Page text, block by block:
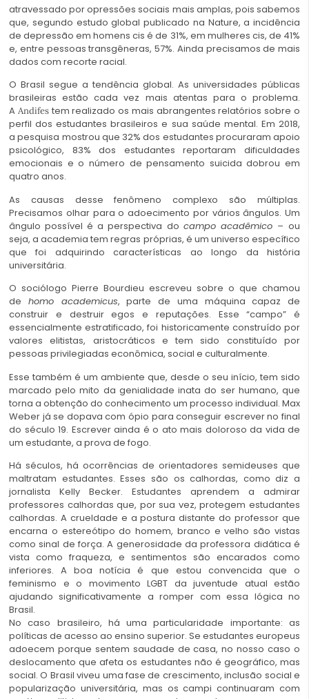
atravessado por opressões sociais mais amplas, pois sabemos
que, segundo estudo global publicado na Nature, a incidência
de depressão em homens cis é de 31%, em mulheres cis, de 41%
e, entre pessoas transgêneras, 57%. Ainda precisamos de mais
dados com recorte racial.
O Brasil segue a tendência global. As universidades públicas
brasileiras estão cada vez mais atentas para o problema.
A Andifestem realizado os mais abrangentes relatórios sobre o
perfil dos estudantes brasileiros e sua saúde mental. Em 2018,
a pesquisa mostrou que 32% dos estudantes procuraram apoio
psicológico, 83% dos estudantes reportaram dificuldades
emocionais e o número de pensamento suicida dobrou em
quatro anos.
As causas desse fenômeno complexo são múltiplas.
Precisamos olhar para o adoecimento por vários ângulos. Um
ângulo possível é a perspectiva do campo acadêmico –ou
seja, a academia tem regras próprias, é um universo específico
que foi adquirindo características ao longo da história
universitária.
O sociólogo Pierre Bourdieu escreveu sobre o que chamou
de homo academicus, parte de uma máquina capaz de
construir e destruir egos e reputações. Esse “campo” é
essencialmente estratificado, foi historicamente construído por
valores elitistas, aristocráticos e tem sido constituído por
pessoas privilegiadas econômica, social e culturalmente.
Esse também é um ambiente que, desde o seu início, tem sido
marcado pelo mito da genialidade inata do ser humano, que
torna a obtenção do conhecimento um processo individual. Max
Weber já se dopava com ópio para conseguir escrever no final
do século 19. Escrever ainda é o ato mais doloroso da vida de
um estudante, a prova de fogo.
Há séculos, há ocorrências de orientadores semideuses que
maltratam estudantes. Esses são os calhordas, como diz a
jornalista Kelly Becker. Estudantes aprendem a admirar
professores calhordas que, por sua vez, protegem estudantes
calhordas. A crueldade e a postura distante do professor que
encarna o estereótipo do homem, branco e velho são vistas
como sinal de força. A generosidade da professora didática é
vista como fraqueza, e sentimentos são encarados como
inferiores. A boa notícia é que estou convencida que o
feminismo e o movimento LGBT da juventude atual estão
ajudando significativamente a romper com essa lógica no
Brasil.
No caso brasileiro, há uma particularidade importante: as
políticas de acesso ao ensino superior. Se estudantes europeus
adoecem porque sentem saudade de casa, no nosso caso o
deslocamento que afeta os estudantes não é geográfico, mas
social. O Brasil viveu uma fase de crescimento, inclusão social e
popularização universitária, mas os campi continuaram com